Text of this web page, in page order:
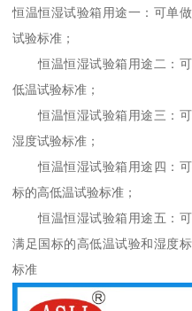
恒温恒湿试验箱用途一：可单
试验标准；
恒温恒湿试验箱用途二：可
低温试验标准；
恒温恒湿试验箱用途三：可
湿度试验标准；
恒温恒湿试验箱用途四：可
标的高低温试验标准；
恒温恒湿试验箱用途五：可
满足国标的高低温试验和湿度
标准